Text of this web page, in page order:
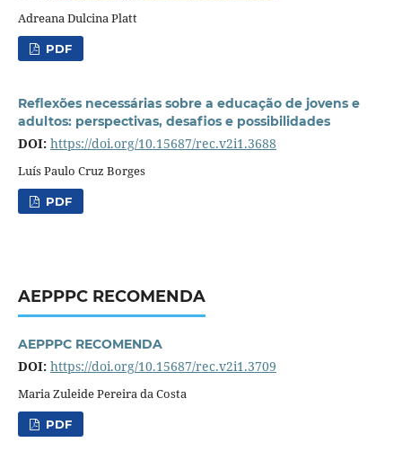
Adreana Dulcina Platt
PDF
Reflexões necessárias sobre a educação de jovens e
adultos: perspectivas, desafios e possibilidades
DOI: https://doi.org/10.15687/rec.v2i1.3688
Luís Paulo Cruz Borges
PDF
AEPPPC RECOMENDA
AEPPPC RECOMENDA
DOI: https://doi.org/10.15687/rec.v2i1.3709
Maria Zuleide Pereira da Costa
PDF